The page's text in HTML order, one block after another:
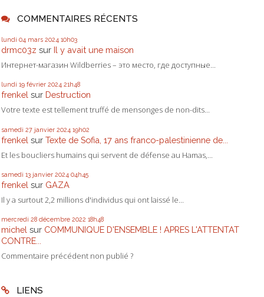
COMMENTAIRES RÉCENTS
lundi 04 mars 2024 10h03
drmc03z sur Il y avait une maison
Интернет-магазин Wildberries – это место, где доступные...
lundi 19 février 2024 21h48
frenkel sur Destruction
Votre texte est tellement truffé de mensonges de non-dits...
samedi 27 janvier 2024 19h02
frenkel sur Texte de Sofia, 17 ans franco-palestinienne de...
Et les boucliers humains qui servent de défense au Hamas,...
samedi 13 janvier 2024 04h45
frenkel sur GAZA
Il y a surtout 2,2 millions d'individus qui ont laissé le...
mercredi 28 décembre 2022 18h48
michel sur COMMUNIQUE D'ENSEMBLE ! APRES L'ATTENTAT
CONTRE...
Commentaire précédent non publié ?
LIENS